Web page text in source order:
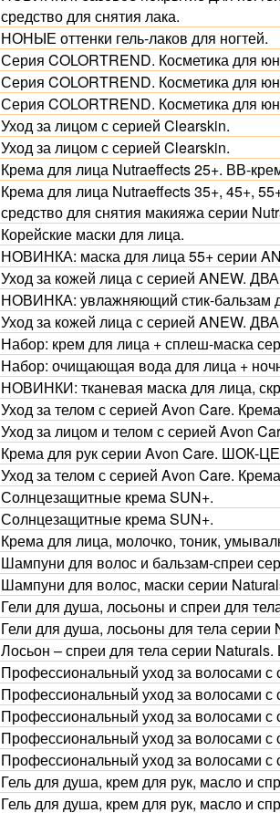
средство для снятия лака.
НОНЫЕ оттенки гель-лаков для ногтей.
Серия COLORTREND. Косметика для
Серия COLORTREND. Косметика для
Серия COLORTREND. Косметика для
Уход за лицом с серией Clearskin.
Уход за лицом с серией Clearskin.
Крема для лица Nutraeffects 25+. ВВ-
Крема для лица Nutraeffects 35+, 45+,
средство для снятия макияжа серии
Корейские маски для лица.
НОВИНКА: маска для лица 55+ серии
Уход за кожей лица с серией ANEW.
НОВИНКА: увлажняющий стик-бальзам
Уход за кожей лица с серией ANEW.
Набор: крем для лица + сплеш-маска
Набор: очищающая вода для лица +
НОВИНКИ: тканевая маска для лица,
Уход за телом с серией Avon Care.
Уход за лицом и телом с серией Avon
Крема для рук серии Avon Care. ШОК-
Уход за телом с серией Avon Care.
Солнцезащитные крема SUN+.
Солнцезащитные крема SUN+.
Крема для лица, молочко, тоник,
Шампуни для волос и бальзам-спреи
Шампуни для волос, маски серии
Гели для душа, лосьоны и спреи для
Гели для душа, лосьоны для тела серии
Лосьон – спреи для тела серии
Профессиональный уход за волосами с
Профессиональный уход за волосами с
Профессиональный уход за волосами с
Профессиональный уход за волосами с
Профессиональный уход за волосами с
Гель для душа, крем для рук, масло и
Гель для душа, крем для рук, масло и